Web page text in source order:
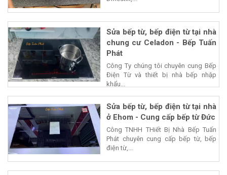
Sửa bếp từ, bếp điện từ tại nhà
chung cư Celadon - Bếp Tuấn
Phát
Công Ty chúng tôi chuyên cung Bếp
Điện Từ và thiết bị nhà bếp nhập
khẩu...
Sửa bếp từ, bếp điện từ tại nhà
ở Ehom - Cung cấp bếp từ Đức
Công TNHH THiết Bị Nhà Bếp Tuấn
Phát chuyên cung cấp bếp từ, bếp
điện từ,...